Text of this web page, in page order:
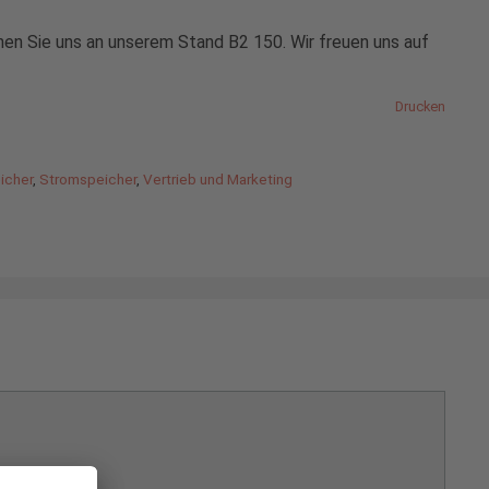
Sie uns an unserem Stand B2 150. Wir freuen uns auf
Drucken
, Stromspeicher,Vertrieb und Marketing